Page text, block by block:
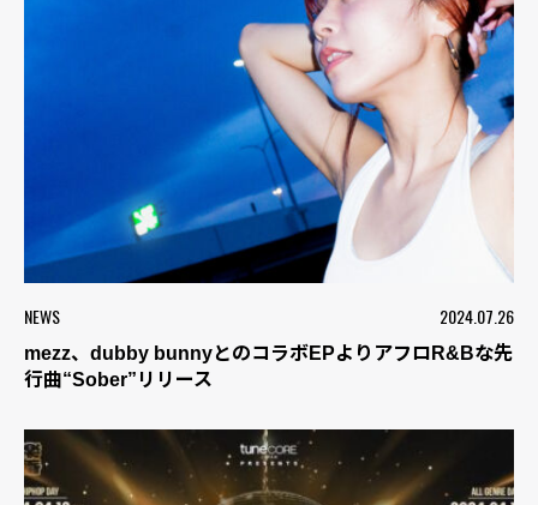
NEWS 2024.07.26
mezz、dubby bunnyとのコラボEPよりアフロR&Bな先
行曲“Sober”リリース